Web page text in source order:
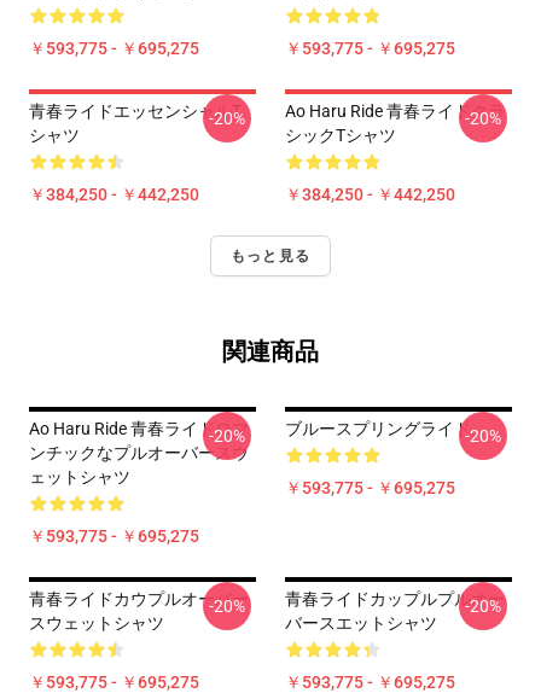
￥593,775 - ￥695,275 ￥593,775 - ￥695,275
青春ライドエッセンシャルT
シャツ
￥384,250 - ￥442,250
-20%
Ao Haru Ride 青春ライドクラ
シックTシャツ
￥384,250 - ￥442,250
-20%
もっと見る
関連商品
Ao Haru Ride 青春ライドロマ
ンチックなプルオーバースウ
ェットシャツ
￥593,775 - ￥695,275
-20% ブルースプリングライド
￥593,775 - ￥695,275
-20%
青春ライドカウプルオーバー
スウェットシャツ
￥593,775 - ￥695,275
-20%
青春ライドカップルプルオー
バースエットシャツ
￥593,775 - ￥695,275
-20%